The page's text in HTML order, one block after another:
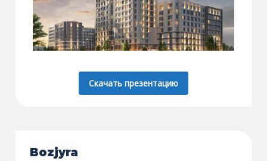
Скачать презентацию
Bozjyra